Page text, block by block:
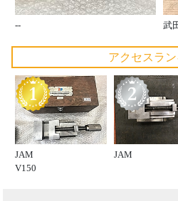
-- 武
アクセスラ
JAM
V150
JAM